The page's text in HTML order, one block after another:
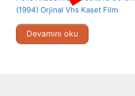
(1994) Orjinal Vhs Kaset Film
Devamını oku